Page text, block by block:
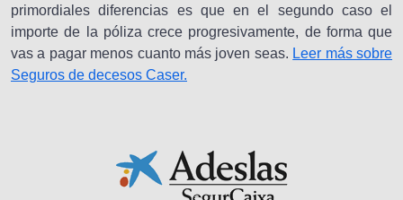
primordiales diferencias es que en el segundo caso el
importe de la póliza crece progresivamente, de forma que
vas a pagar menos cuanto más joven seas. Leer más sobre
Seguros de decesos Caser.